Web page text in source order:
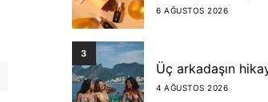
6 AĞUSTOS 2026
3
Üç arkadaşın
4 AĞUSTOS 2026